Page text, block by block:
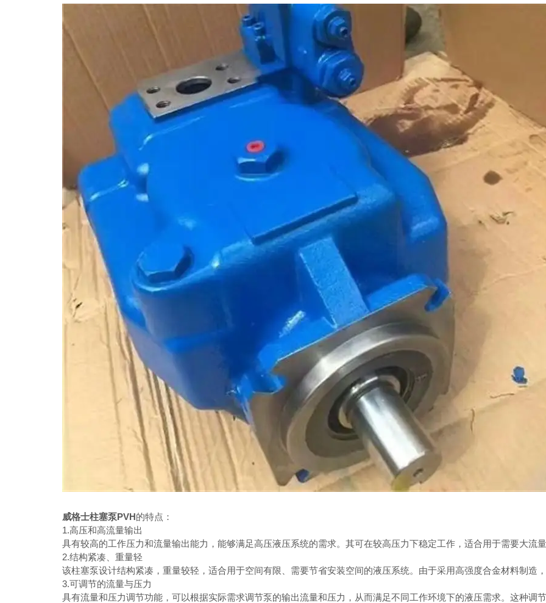
威格士柱塞泵PVH的特点：
1.高压和高流量输出
具有较高的工作压力和流量输出能力，能够满足高压液压系统的需求。其可在较高压力下稳定工作，适合用于需要大流
2.结构紧凑、重量轻
该柱塞泵设计结构紧凑，重量较轻，适合用于空间有限、需要节省安装空间的液压系统。由于采用高强度合金材料制造
3.可调节的流量与压力
具有流量和压力调节功能，可以根据实际需求调节泵的输出流量和压力，从而满足不同工作环境下的液压需求。这种调